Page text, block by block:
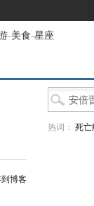
-美食-星座
博客
热词： 死亡